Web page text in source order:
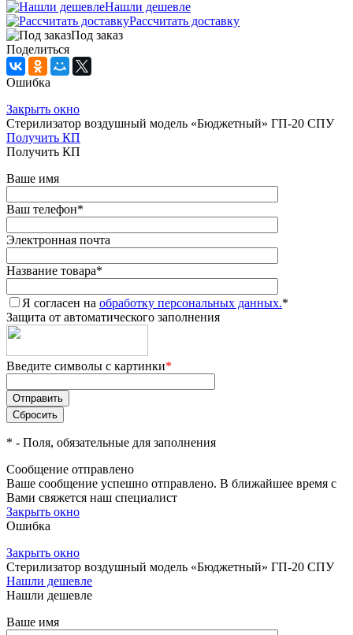
Нашли дешевле
Рассчитать доставку
Под заказ
Поделиться
Ошибка
Закрыть окно
Стерилизатор воздушный модель «Бюджетный» ГП-20 СПУ
Получить КП
Получить КП
Ваше имя
Ваш телефон*
Электронная почта
Название товара*
Я согласен на обработку персональных данных.*
Защита от автоматического заполнения
Введите символы с картинки*
* - Поля, обязательные для заполнения
Сообщение отправлено
Ваше сообщение успешно отправлено. В ближайшее время с
Вами свяжется наш специалист
Закрыть окно
Ошибка
Закрыть окно
Стерилизатор воздушный модель «Бюджетный» ГП-20 СПУ
Нашли дешевле
Нашли дешевле
Ваше имя